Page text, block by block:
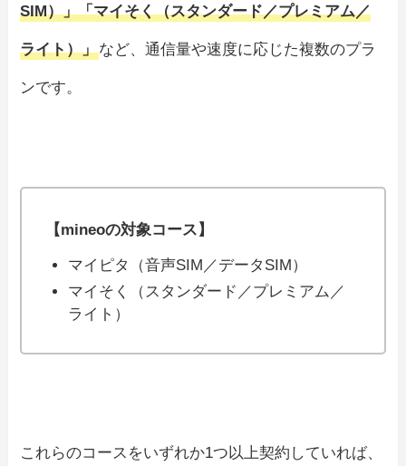
SIM）」「マイそく（スタンダード／プレミアム／
ライト）」など、通信量や速度に応じた複数のプラ
ンです。
【mineoの対象コース】
マイピタ（音声SIM／データSIM）
マイそく（スタンダード／プレミアム／
ライト）
これらのコースをいずれか1つ以上契約していれば、